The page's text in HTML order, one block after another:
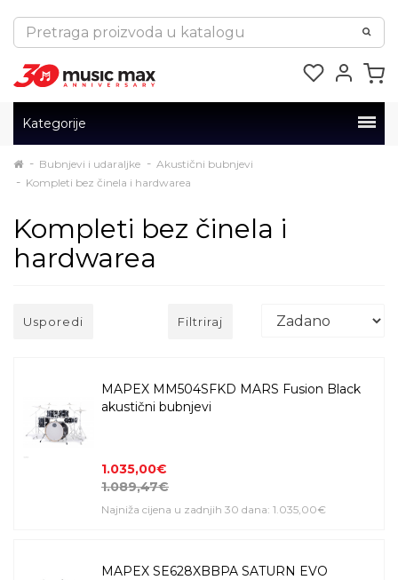
Kategorije
Bubnjevi i udaraljke
Akustični bubnjevi
Kompleti bez činela i hardwarea
Kompleti bez činela i
hardwarea
Usporedi Filtriraj
MAPEX MM504SFKD MARS Fusion Black
akustični bubnjevi
1.035,00€
1.089,47€
Najniža cijena u zadnjih 30 dana: 1.035,00€
MAPEX SE628XBBPA SATURN EVO